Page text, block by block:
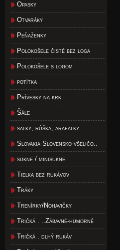
Opasky
Otvaráky
Peňaženky
Polokošele čisté bez loga
Polokošele s logom
potítka
Prívesky na krk
Šále
satky, rúška, arafatky
Slovakia-Slovensko-všeličo..
sukne / minisukne
Tielka bez rukávov
Tráky
Trenírky/Nohavičky
Tričká . ..Zábavné-humorné
Tričká . dlhý rukáv